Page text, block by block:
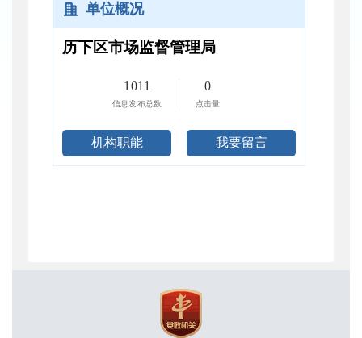
单位概况
历下区市场监督管理局
1011
信息发布总数
0
点击量
机构职能 我要留言